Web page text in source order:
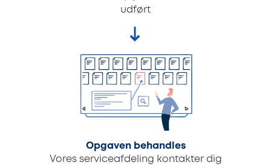
udført
Opgaven behandles
Vores serviceafdeling kontakter dig